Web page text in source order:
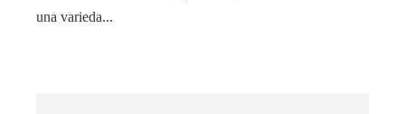
una varieda...